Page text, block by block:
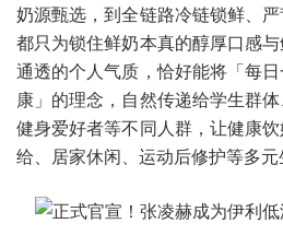
奶源甄选，到全链路冷链锁鲜、
都只为锁住鲜奶本真的醇厚口感
通透的个人气质，恰好能将「每
康」的理念，自然传递给学生群体
健身爱好者等不同人群，让健康
给、居家休闲、运动后修护等多元